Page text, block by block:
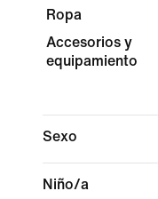
Ropa
Accesorios y
equipamiento
Sexo
Niño/a